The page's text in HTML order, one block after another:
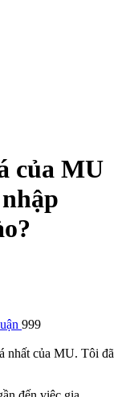
của MU
999
nhất của MU. Tôi đã